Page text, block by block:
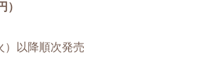
）
）以降順次発売